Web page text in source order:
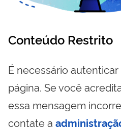
Conteúdo Restrito
É necessário
página. Se você
essa mensagem
contate a